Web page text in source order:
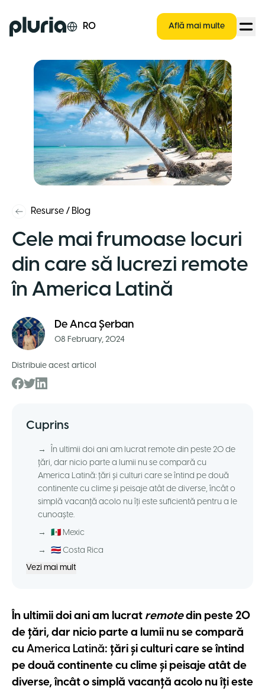
Logo Pluria RO Află mai multe
Resurse / Blog
Cele mai frumoase locuri
din care să lucrezi remote
în America Latină
De Anca Șerban
08 February, 2024
Distribuie acest articol
Cuprins
→
În ultimii doi ani am lucrat remote din peste 20 de
țări, dar nicio parte a lumii nu se compară cu
America Latină: țări și culturi care se întind pe două
continente cu clime și peisaje atât de diverse, încât o
simplă vacanță acolo nu îți este suficientă pentru a le
cunoaște.
→
🇲🇽 Mexic
→
🇨🇷 Costa Rica
Vezi mai mult
În ultimii doi ani am lucrat remotedin peste 20
de țări, dar nicio parte a lumii nu se compară
cu America Latină: țări și culturi care se întind
pe două continente cu clime și peisaje atât de
diverse, încât o simplă vacanță acolo nu îți este